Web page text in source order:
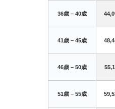
36歳 – 40歳
41歳 – 45歳
46歳 – 50歳
51歳 – 55歳